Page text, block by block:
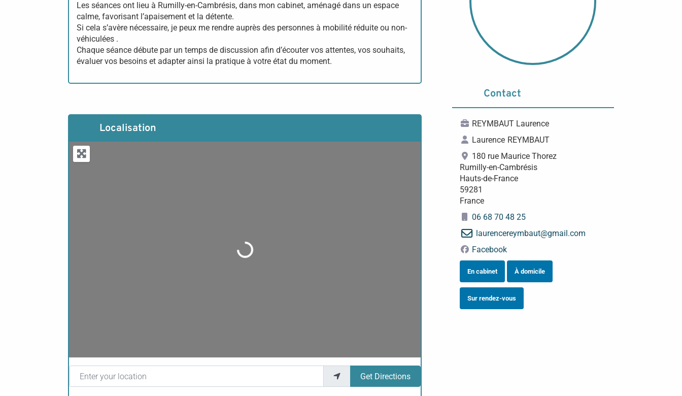
Les séances ont lieu à Rumilly-en-Cambrésis, dans mon cabinet, aménagé dans un espace
calme, favorisant l’apaisement et la détente.
Si cela s’avère nécessaire, je peux me rendre auprès des personnes à mobilité réduite ou non-
véhiculées .
Chaque séance débute par un temps de discussion afin d’écouter vos attentes, vos souhaits,
évaluer vos besoins et adapter ainsi la pratique à votre état du moment.
Localisation
Loading...
Enter your location
Get Directions
Contact
REYMBAUT Laurence
Laurence REYMBAUT
180 rue Maurice Thorez
Rumilly-en-Cambrésis
Hauts-de-France
59281
France
06 68 70 48 25
laurencereymbaut@gmail.com
Facebook
En cabinet À domicile
Sur rendez-vous